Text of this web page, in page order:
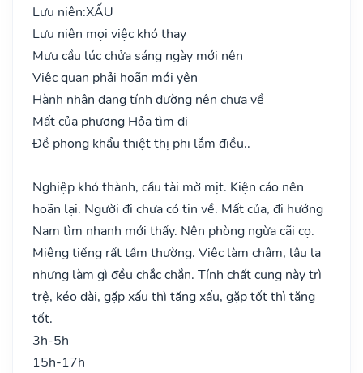
Lưu niên:XẤU
Lưu niên mọi việc khó thay
Mưu cầu lúc chửa sáng ngày mới nên
Việc quan phải hoãn mới yên
Hành nhân đang tính đường nên chưa về
Mất của phương Hỏa tìm đi
Đề phong khẩu thiệt thị phi lắm điều..
Nghiệp khó thành, cầu tài mờ mịt. Kiện cáo nên
hoãn lại. Người đi chưa có tin về. Mất của, đi hướng
Nam tìm nhanh mới thấy. Nên phòng ngừa cãi cọ.
Miệng tiếng rất tầm thường. Việc làm chậm, lâu la
nhưng làm gì đều chắc chắn. Tính chất cung này trì
trệ, kéo dài, gặp xấu thì tăng xấu, gặp tốt thì tăng
tốt.
3h-5h
15h-17h